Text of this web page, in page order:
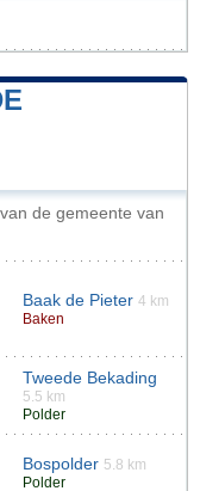
de gemeente van
Baak de Pieter 4 km
Baken
Tweede Bekading
5.5 km
Polder
Bospolder 5.8 km
Polder